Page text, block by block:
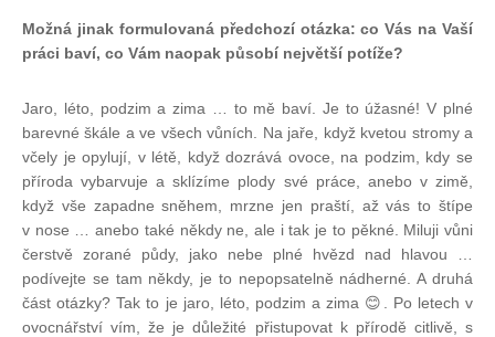
Možná jinak formulovaná předchozí otázka: co Vás na Vaší
práci baví, co Vám naopak působí největší potíže?
Jaro, léto, podzim a zima … to mě baví. Je to úžasné! V plné
barevné škále a ve všech vůních. Na jaře, když kvetou stromy a
včely je opylují, v létě, když dozrává ovoce, na podzim, kdy se
příroda vybarvuje a sklízíme plody své práce, anebo v zimě,
když vše zapadne sněhem, mrzne jen praští, až vás to štípe
v nose … anebo také někdy ne, ale i tak je to pěkné. Miluji vůni
čerstvě zorané půdy, jako nebe plné hvězd nad hlavou …
podívejte se tam někdy, je to nepopsatelně nádherné. A druhá
část otázky? Tak to je jaro, léto, podzim a zima 😊. Po letech v
ovocnářství vím, že je důležité přistupovat k přírodě citlivě, s